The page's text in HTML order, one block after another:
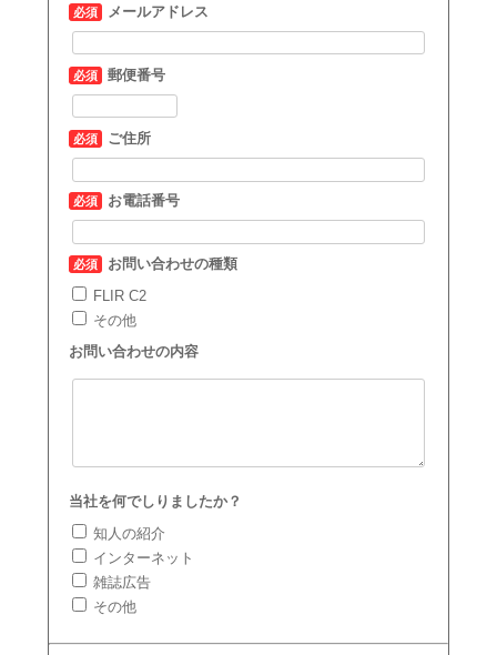
必須 メールアドレス
必須 郵便番号
必須 ご住所
必須 お電話番号
必須 お問い合わせの種類
FLIR C2
その他
お問い合わせの内容
当社を何でしりましたか？
知人の紹介
インターネット
雑誌広告
その他